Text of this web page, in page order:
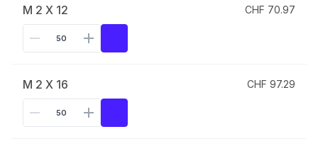
M 2 X 12 CHF 70.97
M 2 X 16 CHF 97.29